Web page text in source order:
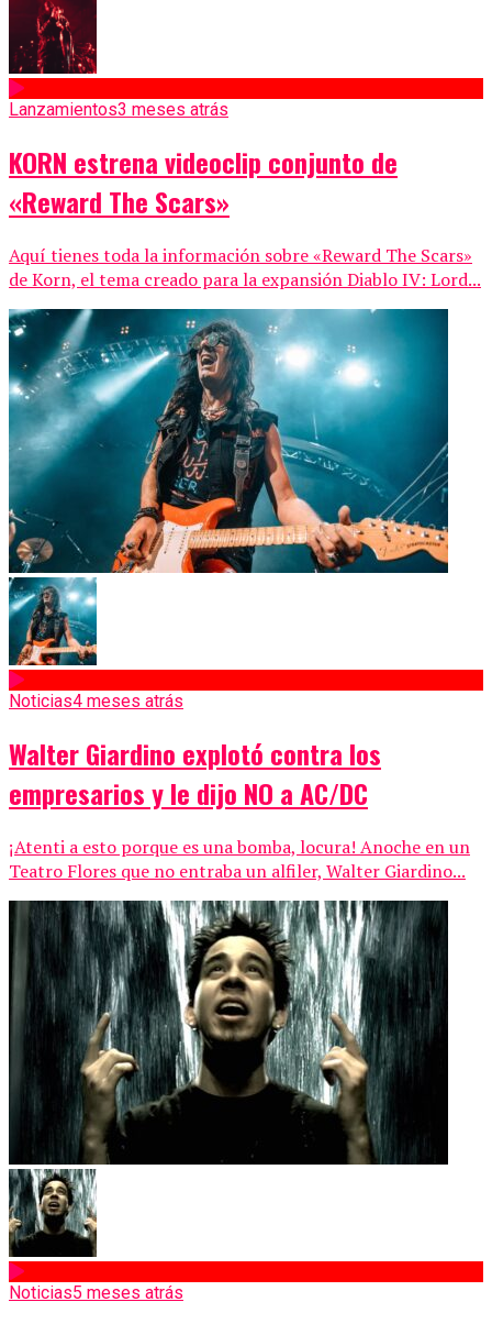
Lanzamientos3 meses atrás
KORN estrena videoclip conjunto de
«Reward The Scars»
Aquí tienes toda la información sobre «Reward The Scars»
de Korn, el tema creado para la expansión Diablo IV: Lord...
Noticias4 meses atrás
Walter Giardino explotó contra los
empresarios y le dijo NO a AC/DC
¡Atenti a esto porque es una bomba, locura! Anoche en un
Teatro Flores que no entraba un alfiler, Walter Giardino...
Noticias5 meses atrás